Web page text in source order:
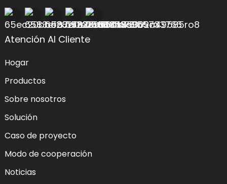
Atención Al Cliente
Hogar
Productos
Sobre nosotros
Solución
Caso de proyecto
Modo de cooperación
Noticias